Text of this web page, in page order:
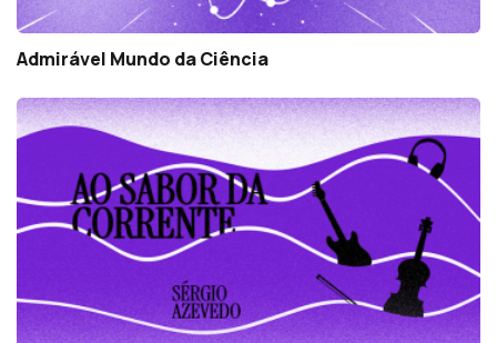
Admirável Mundo da Ciência